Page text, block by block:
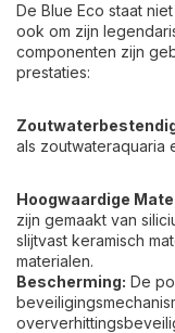
De Blue Eco staat
ook om zijn
componenten zijn
prestaties:
als zoutwateraquaria
Hoogwaardige
zijn gemaakt van
slijtvast keramisch
materialen.
Bescherming: De